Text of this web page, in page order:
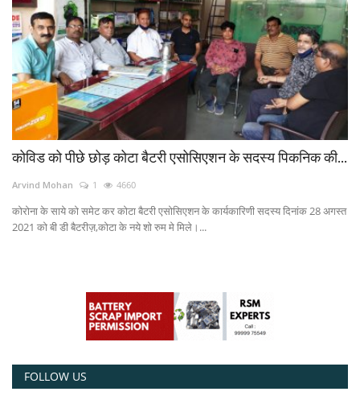
News & Articles
Technical Info
Govt. Affair
Battery Directory
Advertising
Consult FREE
कोविड को पीछे छोड़ कोटा बैटरी एसोसिएशन के सदस्य पिकनिक की...
Arvind Mohan 1 4660
कोरोना के साये को समेट कर कोटा बैटरी एसोसिएशन के कार्यकारिणी सदस्य दिनांक 28 अगस्त
2021 को बी डी बैटरीज़,कोटा के नये शो रुम मे मिले।...
FOLLOW US